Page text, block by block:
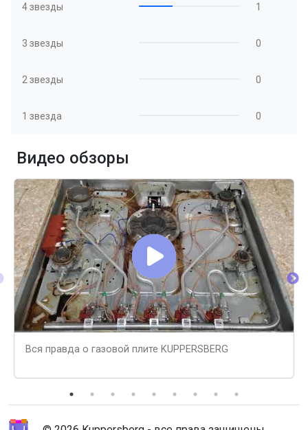
4 звезды 1
3 звезды 0
2 звезды 0
1 звезда 0
Видео обзоры
Вся правда о газовой плите KUPPERSBERG